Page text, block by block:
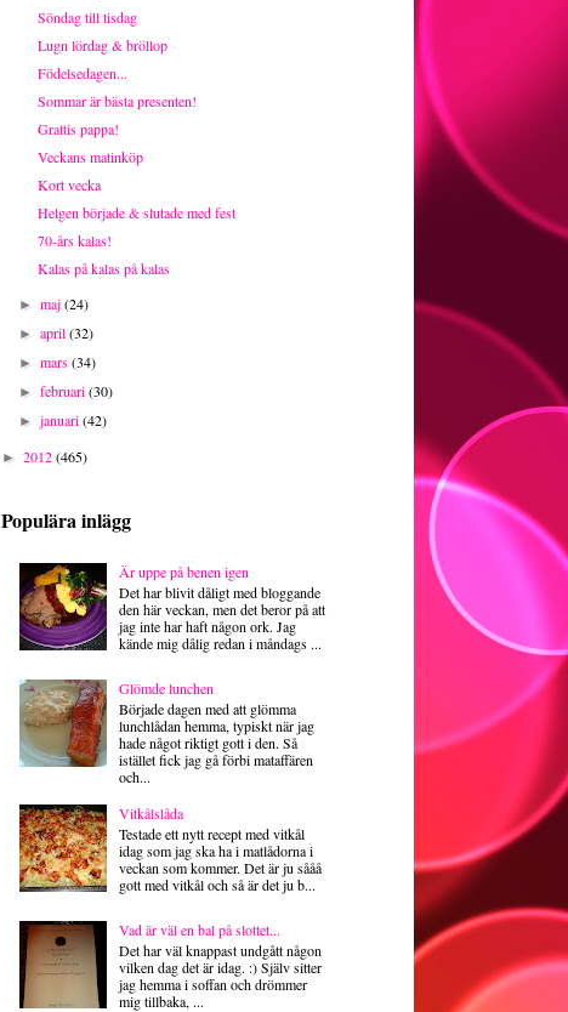
Söndag till tisdag
Lugn lördag & bröllop
Födelsedagen...
Sommar är bästa presenten!
Grattis pappa!
Veckans matinköp
Kort vecka
Helgen började & slutade med fest
70-års kalas!
Kalas på kalas på kalas
►maj(24)
►april(32)
►mars(34)
►februari(30)
►januari(42)
► 2012(465)
Populära inlägg
Är uppe på benen igen
Det har blivit dåligt med bloggande
den här veckan, men det beror på att
jag inte har haft någon ork. Jag
kände mig dålig redan i måndags ...
Glömde lunchen
Började dagen med att glömma
lunchlådan hemma, typiskt när jag
hade något riktigt gott i den. Så
istället fick jag gå förbi mataffären
och...
Vitkålslåda
Testade ett nytt recept med vitkål
idag som jag ska ha i matlådorna i
veckan som kommer. Det är ju sååå
gott med vitkål och så är det ju b...
Vad är väl en bal på slottet...
Det har väl knappast undgått någon
vilken dag det är idag. :) Själv sitter
jag hemma i soffan och drömmer
mig tillbaka, ...